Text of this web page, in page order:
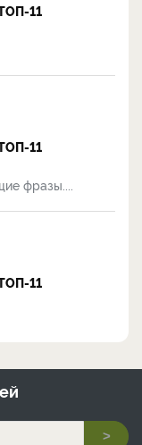
11
11
фразы....
11
>